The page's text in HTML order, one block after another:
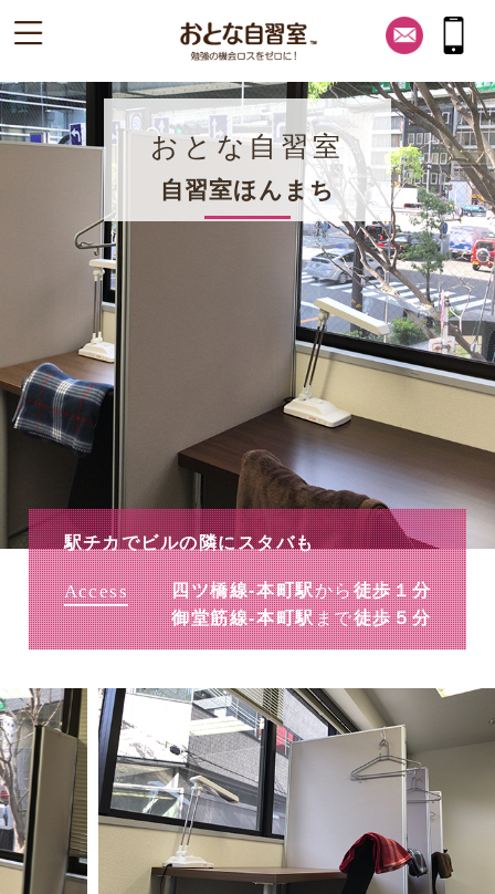
おとな自習室
自習室ほんまち
駅チカでビルの隣にスタバも
Access 四ツ橋線-本町駅から徒歩１分
御堂筋線-本町駅まで徒歩５分